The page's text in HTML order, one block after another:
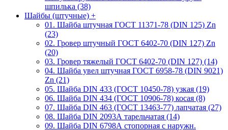
шпилька (38)
Шайбы (штучные) +
01. Шайба штучная ГОСТ 11371-78 (DIN 125) Zn
(23)
02. Гровер штучный ГОСТ 6402-70 (DIN 127) Zn
(20)
03. Гровер тяжелый ГОСТ 6402-70 (DIN 127) (14)
04. Шайба увел штучная ГОСТ 6958-78 (DIN 9021)
Zn (21)
05. Шайба DIN 433 (ГОСТ 10450-78) узкая (19)
06. Шайба DIN 434 (ГОСТ 10906-78) косая (8)
07. Шайба DIN 463 (ГОСТ 13463-77) лапчатая (27)
08. Шайба DIN 2093А тарельчатая (14)
09. Шайба DIN 6798А стопорная с наружн.